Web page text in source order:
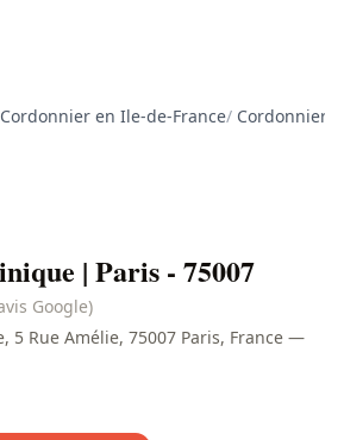
Cordonnier en Ile-de-France/ Cordonnier
| Paris - 75007
Google)
5 Rue Amélie, 75007 Paris, France —